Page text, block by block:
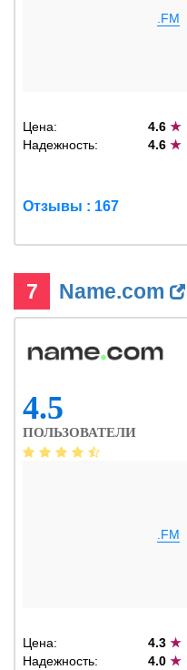
.FM
Цена: 4.6★
Надежность:
4.6★
Отзывы : 167
7 Name.com
4.5
ПОЛЬЗОВАТЕЛИ
.FM
Цена: 4.3★
Надежность:
4.0★